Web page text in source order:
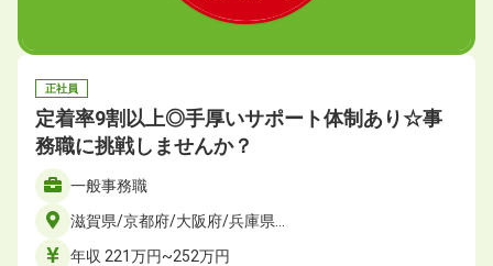
正社員
定着率9割以上◎手厚いサポート体制あり☆事
務職に挑戦しませんか？
一般事務職
滋賀県/京都府/大阪府/兵庫県…
年収 221万円~252万円